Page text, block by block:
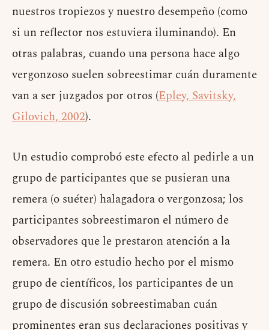
nuestros tropiezos y nuestro desempeño (como
si un reflector nos estuviera iluminando). En
otras palabras, cuando una persona hace algo
vergonzoso suelen sobreestimar cuán duramente
van a ser juzgados por otros (Epley, Savitsky,
Gilovich, 2002).
Un estudio comprobó este efecto al pedirle a un
grupo de participantes que se pusieran una
remera (o suéter) halagadora o vergonzosa; los
participantes sobreestimaron el número de
observadores que le prestaron atención a la
remera. En otro estudio hecho por el mismo
grupo de científicos, los participantes de un
grupo de discusión sobreestimaban cuán
prominentes eran sus declaraciones positivas y